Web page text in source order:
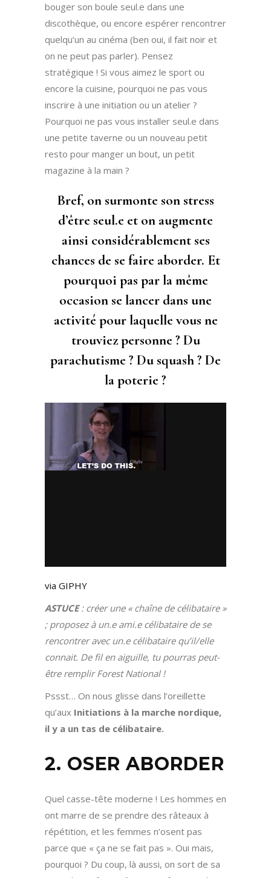
bouger son boule seul.e dans une
discothèque, ou encore espérer rencontrer
quelqu’un au cinéma (ben oui, il fait noir et
on ne peut pas parler). Pensez
stratégique ! Si vous aimez le sport ou
encore la cuisine, pourquoi ne pas vous
inscrire à une initiation ou un atelier ?
Pourquoi ne pas vous installer seul.e dans
une petite taverne ou un nouveau petit
resto pour manger un bout, un petit
magazine à la main ?
Bref, on surmonte son stress
d’être seul.e et on augmente
ainsi considérablement ses
chances de se faire aborder. Et
pourquoi pas par la même
occasion se lancer dans une
activité pour laquelle vous ne
trouviez personne ? Du
parachutisme ? Du squash ? De
la poterie ?
via GIPHY
ASTUCE: créer une « chaîne de célibataire »
; proposez à un.e ami.e célibataire de se
rencontrer avec un.e célibataire qu’il/elle
connait. De fil en aiguille, tu pourras peut-
être remplir Forest National !
Pssst… On nous glisse dans l’oreillette
qu’aux Initiations à la marche nordique,
il y a un tas de célibataire.
2. OSER ABORDER
Quel casse-tête moderne ! Les hommes en
ont marre de se prendre des râteaux à
répétition, et les femmes n’osent pas
parce que « ça ne se fait pas ». Oui mais,
pourquoi ? Du coup, là aussi, on sort de sa